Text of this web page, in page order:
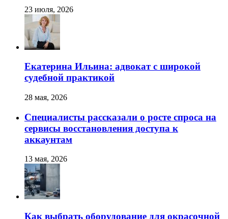
23 июля, 2026
Екатерина Ильина: адвокат с широкой
судебной практикой
28 мая, 2026
Специалисты рассказали о росте спроса на
сервисы восстановления доступа к
аккаунтам
13 мая, 2026
Как выбрать оборудование для окрасочной